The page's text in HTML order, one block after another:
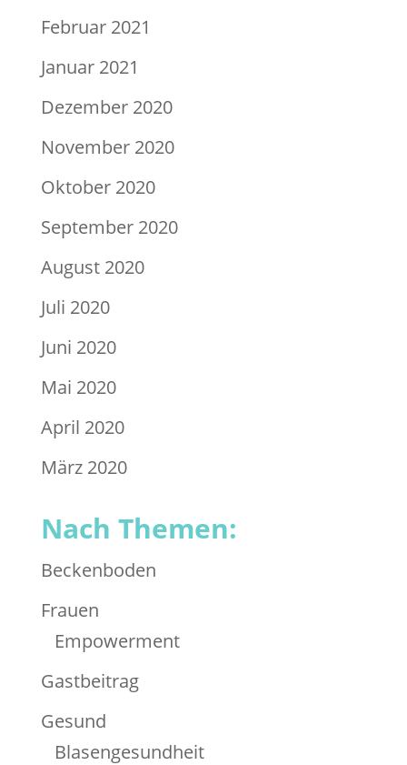
Februar 2021
Januar 2021
Dezember 2020
November 2020
Oktober 2020
September 2020
August 2020
Juli 2020
Juni 2020
Mai 2020
April 2020
März 2020
Nach Themen:
Beckenboden
Frauen
Empowerment
Gastbeitrag
Gesund
Blasengesundheit